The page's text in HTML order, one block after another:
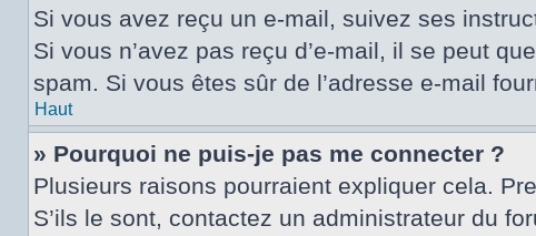
Si vous avez reçu un e-mail, suivez ses
Si vous n’avez pas reçu d’e-mail, il se peut
spam. Si vous êtes sûr de l’adresse e-mail
Haut
» Pourquoi ne puis-je pas me connecter ?
Plusieurs raisons pourraient expliquer cela.
S’ils le sont, contactez un administrateur du